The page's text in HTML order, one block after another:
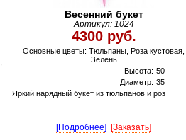
Весенний букет
Артикул: 1024
4300 руб.
Основные цветы: Тюльпаны, Роза кустовая,
Зелень
Высота: 50
Диаметр: 35
Яркий нарядный букет из тюльпанов и роз
[Подробнее] [Заказать]